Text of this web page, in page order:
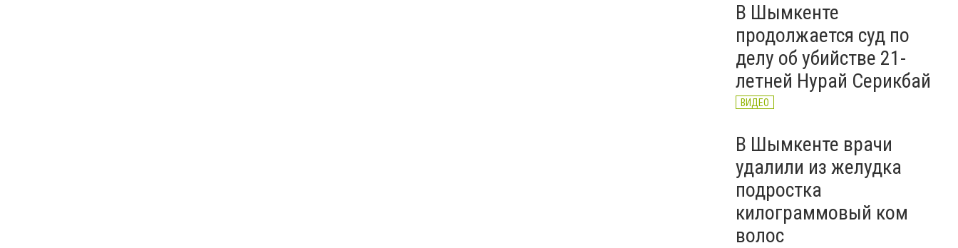
2026–2027
ВИДЕО
В Шымкенте
продолжается суд по
делу об убийстве 21-
летней Нурай Серикбай
ВИДЕО
В Шымкенте врачи
удалили из желудка
подростка
килограммовый ком
волос